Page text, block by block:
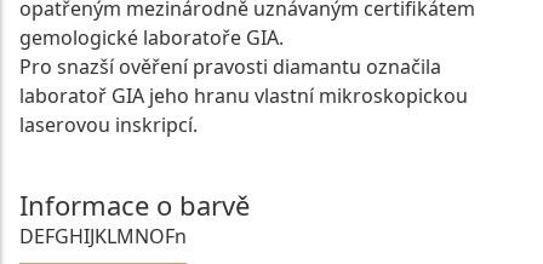
opatřeným mezinárodně uznávaným certifikátem
gemologické laboratoře GIA.
Pro snazší ověření pravosti diamantu označila
laboratoř GIA jeho hranu vlastní mikroskopickou
laserovou inskripcí.
Informace o barvě
DEFGHIJKLMNOFn